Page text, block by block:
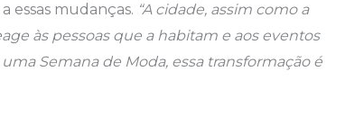
essas mudanças. “A cidade, assim como a
às pessoas que a habitam e aos eventos
Semana de Moda, essa transformação é